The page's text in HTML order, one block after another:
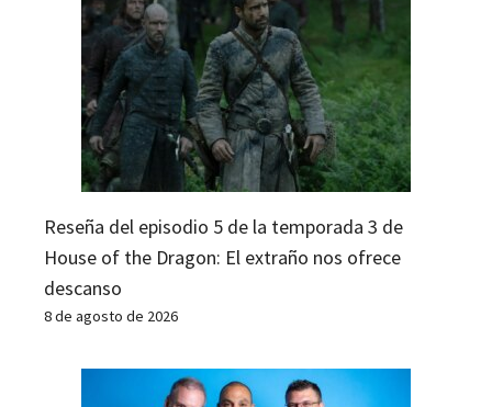
Reseña del episodio 5 de la temporada 3 de
House of the Dragon: El extraño nos ofrece
descanso
8 de agosto de 2026